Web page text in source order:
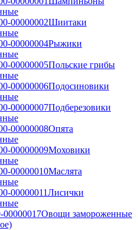
00000002Шиитаки
00000004Рыжики
00000005Польские грибы
00000006Подосиновики
00000007Подберезовики
00000008Опята
00000009Моховики
00000010Маслята
00000011Лисички
00000017Овощи замороженные